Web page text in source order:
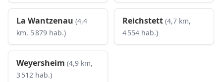
La Wantzenau (4,4
km, 5 879 hab.)
Reichstett (4,7 km,
4 554 hab.)
Weyersheim (4,9 km,
3 512 hab.)